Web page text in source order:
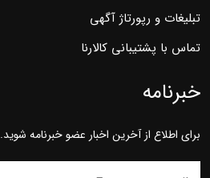
تبلیغات و رپورتاژ آگهی
تماس با پشتیبانی کالارنا
خبرنامه
برای اطلاع از آخرین اخبار عضو خبرنامه شوید.